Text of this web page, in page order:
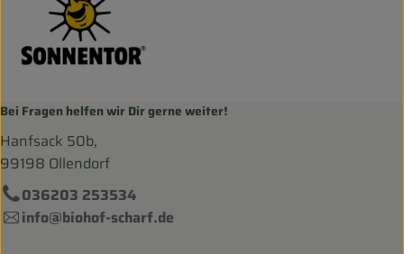
Bei Fragen helfen wir Dir gerne weiter!
Hanfsack 50b,
99198 Ollendorf
036203 253534
info@biohof-scharf.de